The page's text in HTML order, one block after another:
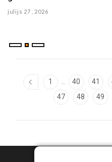
1 40 41
47
48 49